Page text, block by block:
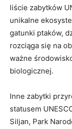
liście zabytków
unikalne
gatunki ptaków,
rozciąga‌ się⁣ na
ważne
⁤biologicznej.
Inne zabytki
statusem
Siljan, Park